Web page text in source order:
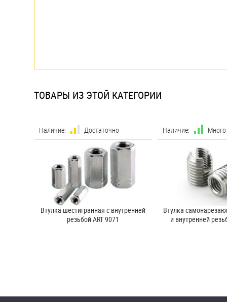
ТОВАРЫ ИЗ ЭТОЙ КАТЕГОРИИ
Наличие: Достаточно
Втулка шестигранная с внутренней
резьбой ART 9071
Наличие: Много
Втулка
и внутренней